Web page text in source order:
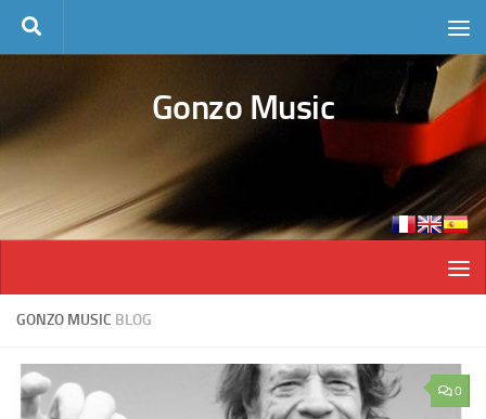
Skip to content
Gonzo Music
GONZO MUSIC BLOG
0